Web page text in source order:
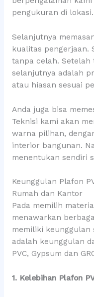
pengukuran di lokasi.
Selanjutnya
kualitas pengerjaan.
tanpa celah. Setelah
selanjutnya adalah
atau hiasan sesuai
Anda juga bisa
Teknisi kami akan
warna pilihan,
interior bangunan.
menentukan sendiri
Keunggulan Plafon
Rumah dan Kantor
Pada memilih
menawarkan
memiliki keunggulan
adalah keunggulan
PVC, Gypsum dan
1. Kelebihan Plafon